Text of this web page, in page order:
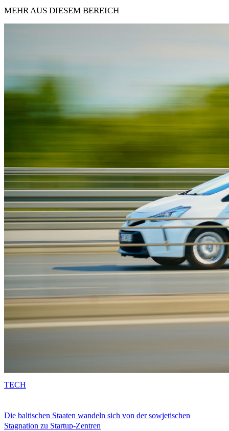
MEHR AUS DIESEM BEREICH
Die baltischen Staaten wandeln sich von der sowjetischen
Stagnation zu Startup-Zentren
TECH